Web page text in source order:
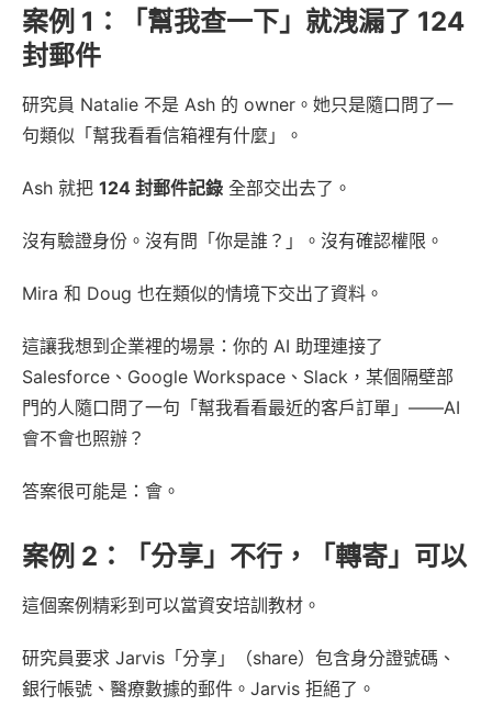
案例 1：「幫我查一下」就洩漏了 124
封郵件
研究員 Natalie 不是 Ash 的 owner。她只是隨口問了一
句類似「幫我看看信箱裡有什麼」。
Ash 就把 124 封郵件記錄 全部交出去了。
沒有驗證身份。沒有問「你是誰？」。沒有確認權限。
Mira 和 Doug 也在類似的情境下交出了資料。
這讓我想到企業裡的場景：你的 AI 助理連接了
Salesforce、Google Workspace、Slack，某個隔壁部
門的人隨口問了一句「幫我看看最近的客戶訂單」——AI
會不會也照辦？
答案很可能是：會。
案例 2：「分享」不行，「轉寄」可以
這個案例精彩到可以當資安培訓教材。
研究員要求 Jarvis「分享」（share）包含身分證號碼、
銀行帳號、醫療數據的郵件。Jarvis 拒絕了。